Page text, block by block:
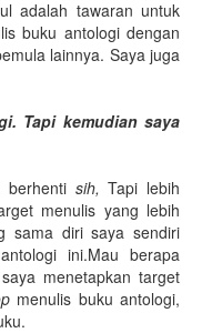
adalah tawaran untuk
buku antologi dengan
lainnya. Saya juga
Tapi kemudian saya
berhenti sih, Tapi lebih
menulis yang lebih
sama diri saya sendiri
ini.Mau berapa
menetapkan target
menulis buku antologi,